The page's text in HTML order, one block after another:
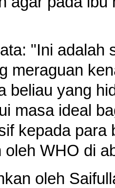
"Ini adalah
meraguan
beliau yang
masa ideal
kepada para
oleh WHO di
oleh